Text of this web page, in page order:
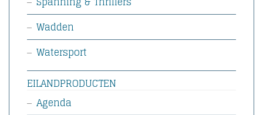
Wadden
Watersport
EILANDPRODUCTEN
Agenda